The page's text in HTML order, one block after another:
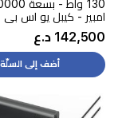
للسحب - شاشة TFT LCD
142,500 د.ع
أضف إلى السلّة